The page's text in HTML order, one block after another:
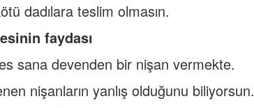
dadılara teslim olmasın.
faydası
sana devenden bir nişan vermekte.
nişanların yanlış olduğunu biliyorsun.